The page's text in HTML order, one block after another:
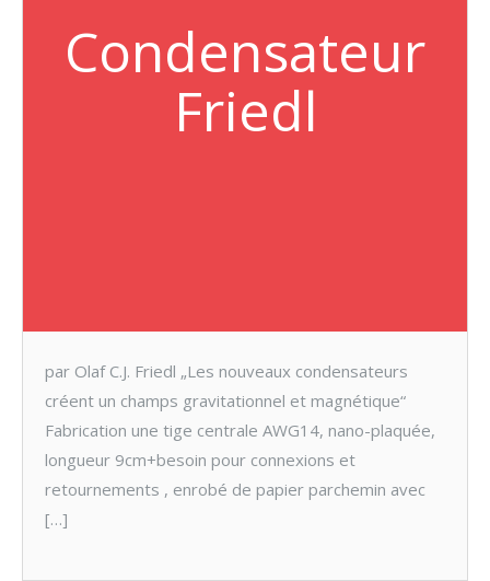
Condensateur
Friedl
par Olaf C.J. Friedl „Les nouveaux condensateurs
créent un champs gravitationnel et magnétique“
Fabrication une tige centrale AWG14, nano-plaquée,
longueur 9cm+besoin pour connexions et
retournements , enrobé de papier parchemin avec
[…]